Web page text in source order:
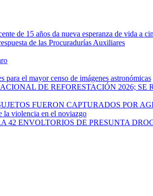
de 15 años da nueva esperanza de vida a
de las Procuradurías Auxiliares
el mayor censo de imágenes astronómicas
DE REFORESTACIÓN 2026;
FUERON CAPTURADOS POR
la violencia en el noviazgo
ENVOLTORIOS DE PRESUNTA